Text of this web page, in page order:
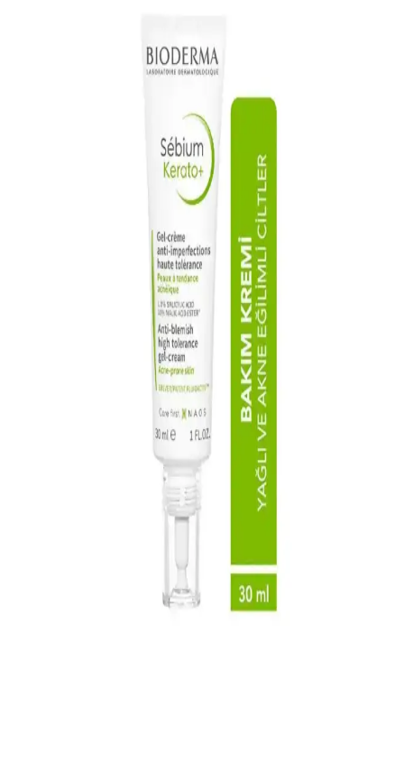
bakım önerileriyle cilt sağlığını koruma ve akne oluşumunu azaltma
Alerji Kremleri ve Bepanthol Benzeri Ürünler: Cilt
Rahatsızlıklarına Çözüm Arayışları
Alerji kremleri, cilt tahrişi ve kızarıklığı hafifletir, Bepanthol gibi
ürünler cilt onarımını destekler, kullanımı ve dikkat edilmesi
gerekenler hakkında bilgiler içerir.
Akne Problemi ve Cilt Jeli Kullanımı: Cilt Sağlığını
Cilt jelleri, akneye yatkın ciltlerde sebum kontrolü ve gözenek
temizliği sağlar. Doğru ürün seçimi ve düzenli kullanım, sağlıklı ve
dengeli cilt görünümüne ulaşmada önemli rol oynar.
Akne ve Siyah Nokta Sorunlarına Yönelik Yüz
Temizleyici Seçimi ve Kullanımı Rehberi
Akne ve siyah nokta sorunlarına uygun yüz temizleyicilerin
özellikleri, içerikleri ve seçim ipuçlarıyla cilt sağlığınızı koruyun ve
Allerjik Ciltler İçin Bepanthol Krem: Cilt Bariyerini
Güçlendiren ve Rahatlatıcı Etkiler
Bepanthol krem, panthenol içeriğiyle allerjik ciltlerde tahrişi
Dr.C.Tuna Çay Ağacı Yağlı Sos Serumu: Çok Yönlü
Doğal Cilt ve Saç Bakım Ürünü